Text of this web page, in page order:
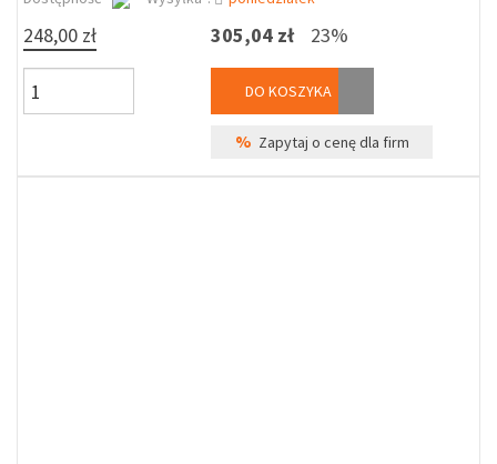
248,00 zł 305,04 zł 23%
DO KOSZYKA
% Zapytaj o cenę dla firm